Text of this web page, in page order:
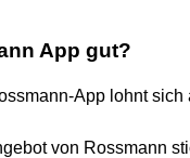
App gut?
App lohnt sich
von Rossmann